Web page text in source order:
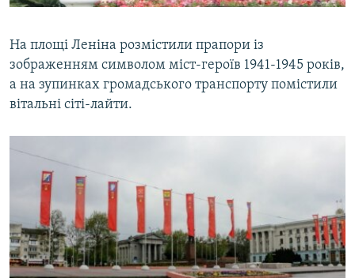
На площі Леніна розмістили прапори із
зображенням символом міст-героїв 1941-1945 років,
а на зупинках громадського транспорту помістили
вітальні сіті-лайти.